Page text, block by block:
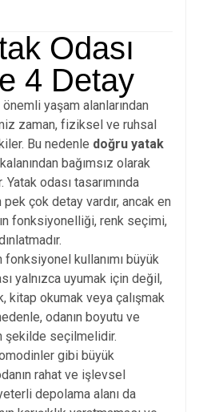
Odası
4 Detay
yaşam alanlarından
zaman, fiziksel ve ruhsal
Bu nedenle doğru yatak
bağımsız olarak
odası tasarımında
çok detay vardır, ancak en
fonksiyonelliği, renk seçimi,
fonksiyonel kullanımı büyük
yalnızca uyumak için değil,
kitap okumak veya çalışmak
odanın boyutu ve
şekilde seçilmelidir.
gibi büyük
rahat ve işlevsel
depolama alanı da